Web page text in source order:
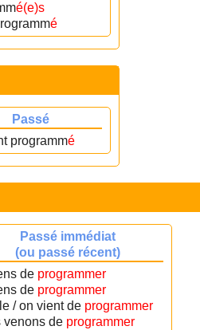
é(e)s
é
Passé
programmé
Passé immédiat
(ou passé récent)
de programmer
de programmer
/ on vient de programmer
venons de programmer